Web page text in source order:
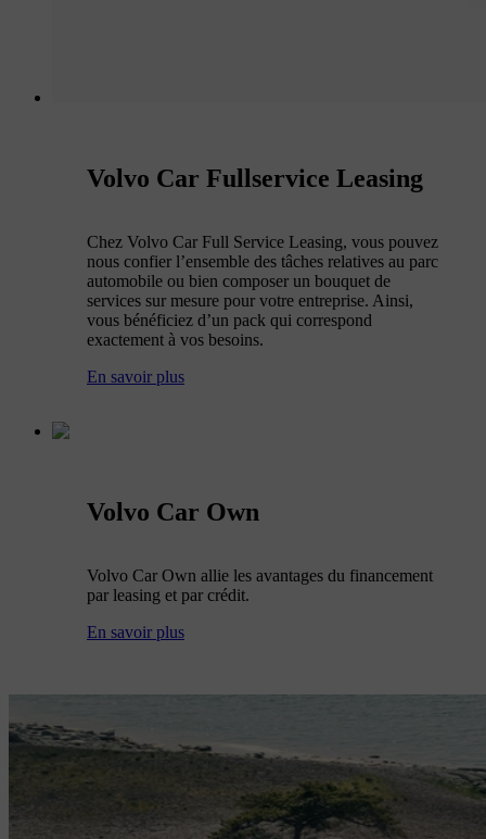
Volvo Car Fullservice Leasing
Chez Volvo Car Full Service Leasing, vous pouvez
nous confier l’ensemble des tâches relatives au parc
automobile ou bien composer un bouquet de
services sur mesure pour votre entreprise. Ainsi,
vous bénéficiez d’un pack qui correspond
exactement à vos besoins.
En savoir plus
Volvo Car Own
Volvo Car Own allie les avantages du financement
par leasing et par crédit.
En savoir plus